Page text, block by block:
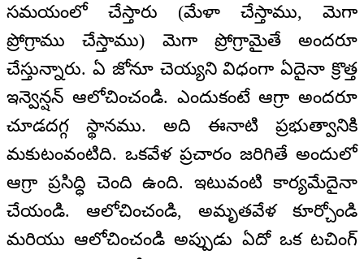
సమయంలో చేస్తారు (మేళా చేస్తాము, మెగా
ప్రోగ్రాము చేస్తాము) మెగా ప్రోగ్రామైతే అందరూ
చేస్తున్నారు. ఏ జోనూ చెయ్యని విధంగా ఏదైనా క్రొత్త
ఇన్వెన్షన్‌ ఆలోచించండి. ఎందుకంటే ఆగ్రా అందరూ
చూడదగ్గ స్థానము. అది ఈనాటి ప్రభుత్వానికి
మకుటంవంటిది. ఒకవేళ ప్రచారం జరిగితే అందులో
ఆగ్రా ప్రసిద్ధి చెంది ఉంది. ఇటువంటి కార్యమేదైనా
చేయండి. ఆలోచించండి, అమృతవేళ కూర్చోండి
మరియు ఆలోచించండి అప్పుడు ఏదో ఒక టచింగ్‌